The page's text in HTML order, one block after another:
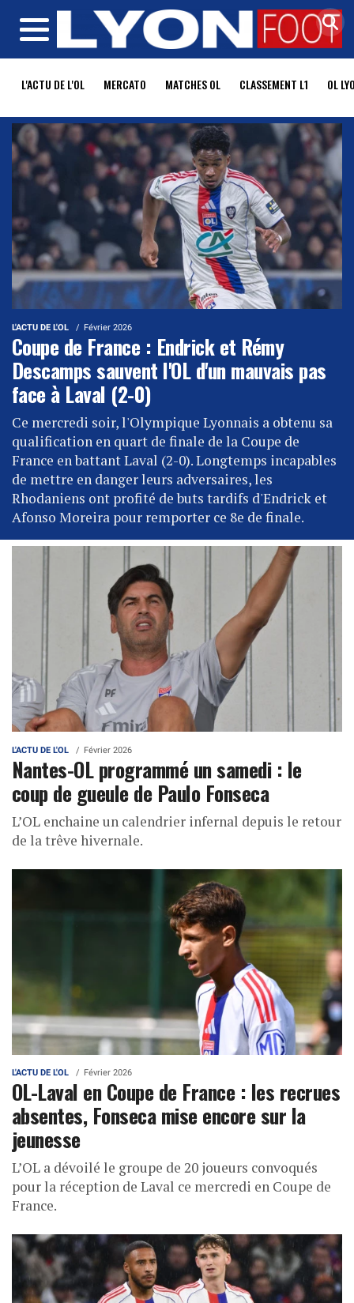
MENU
L'ACTU DE L'OL MERCATO MATCHES OL CLASSEMENT L1 OL
L'ACTU DE L'OL Février 2026
Coupe de France : Endrick et Rémy
Descamps sauvent l'OL d'un mauvais pas
face à Laval (2-0)
Ce mercredi soir, l'Olympique Lyonnais a obtenu sa
qualification en quart de finale de la Coupe de
France en battant Laval (2-0). Longtemps incapables
de mettre en danger leurs adversaires, les
Rhodaniens ont profité de buts tardifs d'Endrick et
Afonso Moreira pour remporter ce 8e de finale.
L'ACTU DE L'OL Février 2026
Nantes-OL programmé un samedi : le
coup de gueule de Paulo Fonseca
L’OL enchaine un calendrier infernal depuis le retour
de la trêve hivernale.
L'ACTU DE L'OL Février 2026
OL-Laval en Coupe de France : les recrues
absentes, Fonseca mise encore sur la
jeunesse
L’OL a dévoilé le groupe de 20 joueurs convoqués
pour la réception de Laval ce mercredi en Coupe de
France.